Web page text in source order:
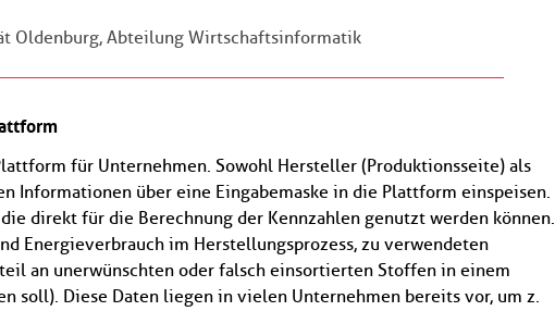
Oldenburg, Abteilung Wirtschaftsinformatik
für Unternehmen. Sowohl Hersteller (Produktionsseite) als
Informationen über eine Eingabemaske in die Plattform einspeisen.
direkt für die Berechnung der Kennzahlen genutzt werden können.
Energieverbrauch im Herstellungsprozess, zu verwendeten
an unerwünschten oder falsch einsortierten Stoffen in einem
soll). Diese Daten liegen in vielen Unternehmen bereits vor, um z.